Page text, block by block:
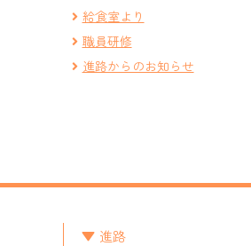
給食室より
職員研修
進路からのお知らせ
進路